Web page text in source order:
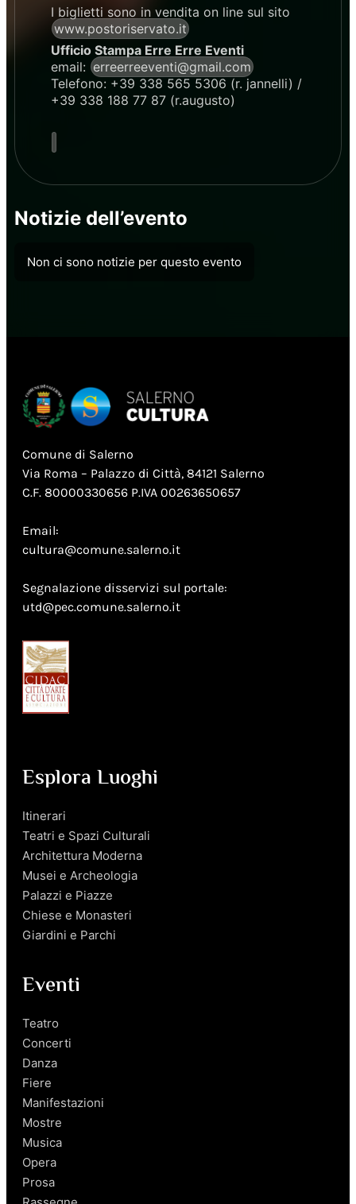
I biglietti sono in vendita on line sul sito
www.postoriservato.it
Ufficio Stampa Erre Erre Eventi
email: erreerreeventi@gmail.com
Telefono: +39 338 565 5306 (r. jannelli) /
+39 338 188 77 87 (r.augusto)
Notizie dell’evento
Non ci sono notizie per questo evento
Comune di Salerno
Via Roma – Palazzo di Città, 84121 Salerno
C.F. 80000330656 P.IVA 00263650657
Email:
cultura@comune.salerno.it
Segnalazione disservizi sul portale:
utd@pec.comune.salerno.it
Esplora Luoghi
Itinerari
Teatri e Spazi Culturali
Architettura Moderna
Musei e Archeologia
Palazzi e Piazze
Chiese e Monasteri
Giardini e Parchi
Eventi
Teatro
Concerti
Danza
Fiere
Manifestazioni
Mostre
Musica
Opera
Prosa